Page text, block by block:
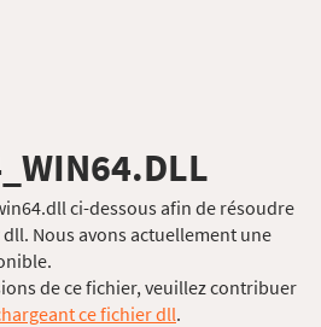
ci-dessous afin de résoudre
Nous avons actuellement une
de ce fichier, veuillez contribuer
ce fichier dll.